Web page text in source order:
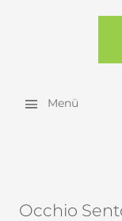
Menü
Occhio